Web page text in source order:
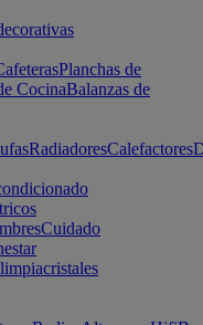
Planchas de
CocinaBalanzas de
RadiadoresCalefactores
Cuidado